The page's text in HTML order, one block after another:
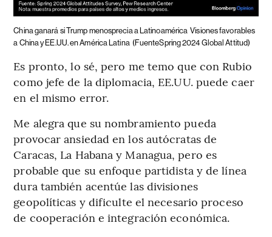
China ganará si Trump menosprecia a Latinoamérica Visiones favorables
a China y EE.UU. en América Latina (FuenteSpring 2024 Global Attitud)
Es pronto, lo sé, pero me temo que con Rubio
como jefe de la diplomacia, EE.UU. puede caer
en el mismo error.
Me alegra que su nombramiento pueda
provocar ansiedad en los autócratas de
Caracas, La Habana y Managua, pero es
probable que su enfoque partidista y de línea
dura también acentúe las divisiones
geopolíticas y dificulte el necesario proceso
de cooperación e integración económica.